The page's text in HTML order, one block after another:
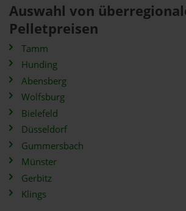
Auswahl von
Pelletpreisen
Tamm
Hunding
Abensberg
Wolfsburg
Bielefeld
Düsseldorf
Gummersbach
Münster
Gerbitz
Klings